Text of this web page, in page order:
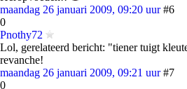
maandag 26 januari 2009, 09:20 uur #6
0
Pnothy72
Lol, gerelateerd bericht: "tiener tuigt
revanche!
maandag 26 januari 2009, 09:21 uur #7
0